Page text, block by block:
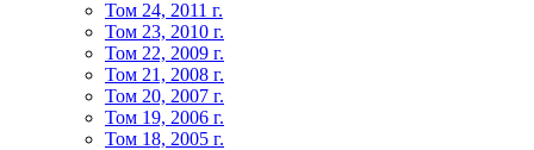
Том 24, 2011 г.
Том 23, 2010 г.
Том 22, 2009 г.
Том 21, 2008 г.
Том 20, 2007 г.
Том 19, 2006 г.
Том 18, 2005 г.